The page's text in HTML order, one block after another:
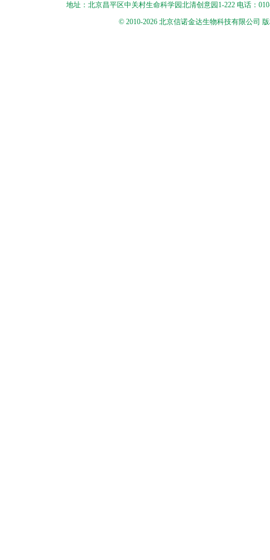
地址：北京昌平区中关村生命科学园北清创意园1-222 电话：
© 2010-2026 北京信诺金达生物科技有限公司